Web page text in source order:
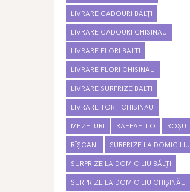
LIVRARE CADOURI BĂLȚI
LIVRARE CADOURI CHISINAU
LIVRARE FLORI BALTI
LIVRARE FLORI CHISINAU
LIVRARE SURPRIZE BALTI
LIVRARE TORT CHISINAU
MEZELURI RAFFAELLO ROȘU
RÎȘCANI SURPRIZE LA DOMICILIU
SURPRIZE LA DOMICILIU BĂLȚI
SURPRIZE LA DOMICILIU CHIȘINĂU